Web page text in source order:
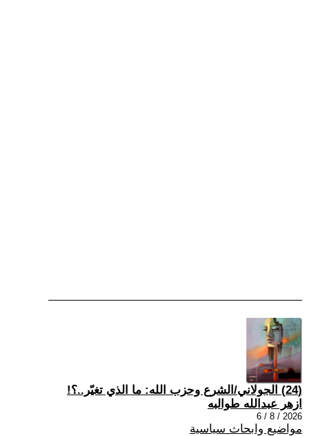
(24) الجولاني/الشرع وحزب الله: ما الذي تغيّر..؟!
ازهر عبدالله طوالبه
2026 / 8 / 6
مواضيع وابحاث سياسية